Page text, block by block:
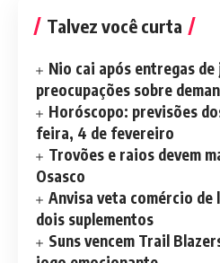
Talvez você curta
Nio cai após entregas
preocupações sobre
Horóscopo: previsões
feira, 4 de fevereiro
Trovões e raios devem
Osasco
Anvisa veta comércio de
dois suplementos
Suns vencem Trail